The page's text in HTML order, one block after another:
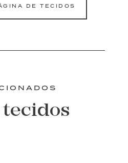
DE TECIDOS
tecidos